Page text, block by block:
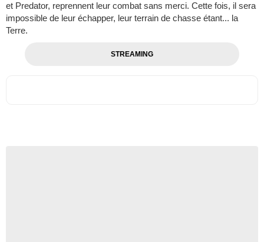
et Predator, reprennent leur combat sans merci. Cette fois, il sera
impossible de leur échapper, leur terrain de chasse étant... la
Terre.
STREAMING